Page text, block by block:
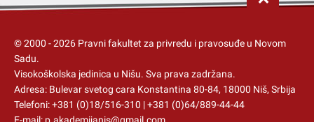
© 2000 -2026 Pravni fakultet za privredu i pravosuđe u Novom
Sadu.
Visokoškolska jedinica u Nišu. Sva prava zadržana.
Adresa: Bulevar svetog cara Konstantina 80-84, 18000 Niš, Srbija
Telefoni:+381 (0)18/516-310 |+381 (0)64/889-44-44